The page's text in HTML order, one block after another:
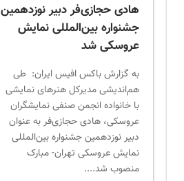
هادی حجازی‌فر دبیر نوزدهمین
جشنواره بین‌المللی نمایش
عروسکی شد
به گزارش باکس افیس ایران: طی
هم‌اندیشی مدیرکل هنرهای نمایشی
با خانواده انجمن صنفی نمایشگران
عروسکی، هادی حجازی‌فر به عنوان
دبیر نوزدهمین جشنواره بین‌المللی
نمایش عروسکی تهران- مبارک
منصوب شد....